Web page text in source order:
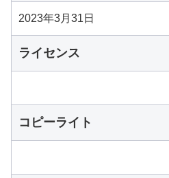
2023年3月31日
ライセンス
コピーライト